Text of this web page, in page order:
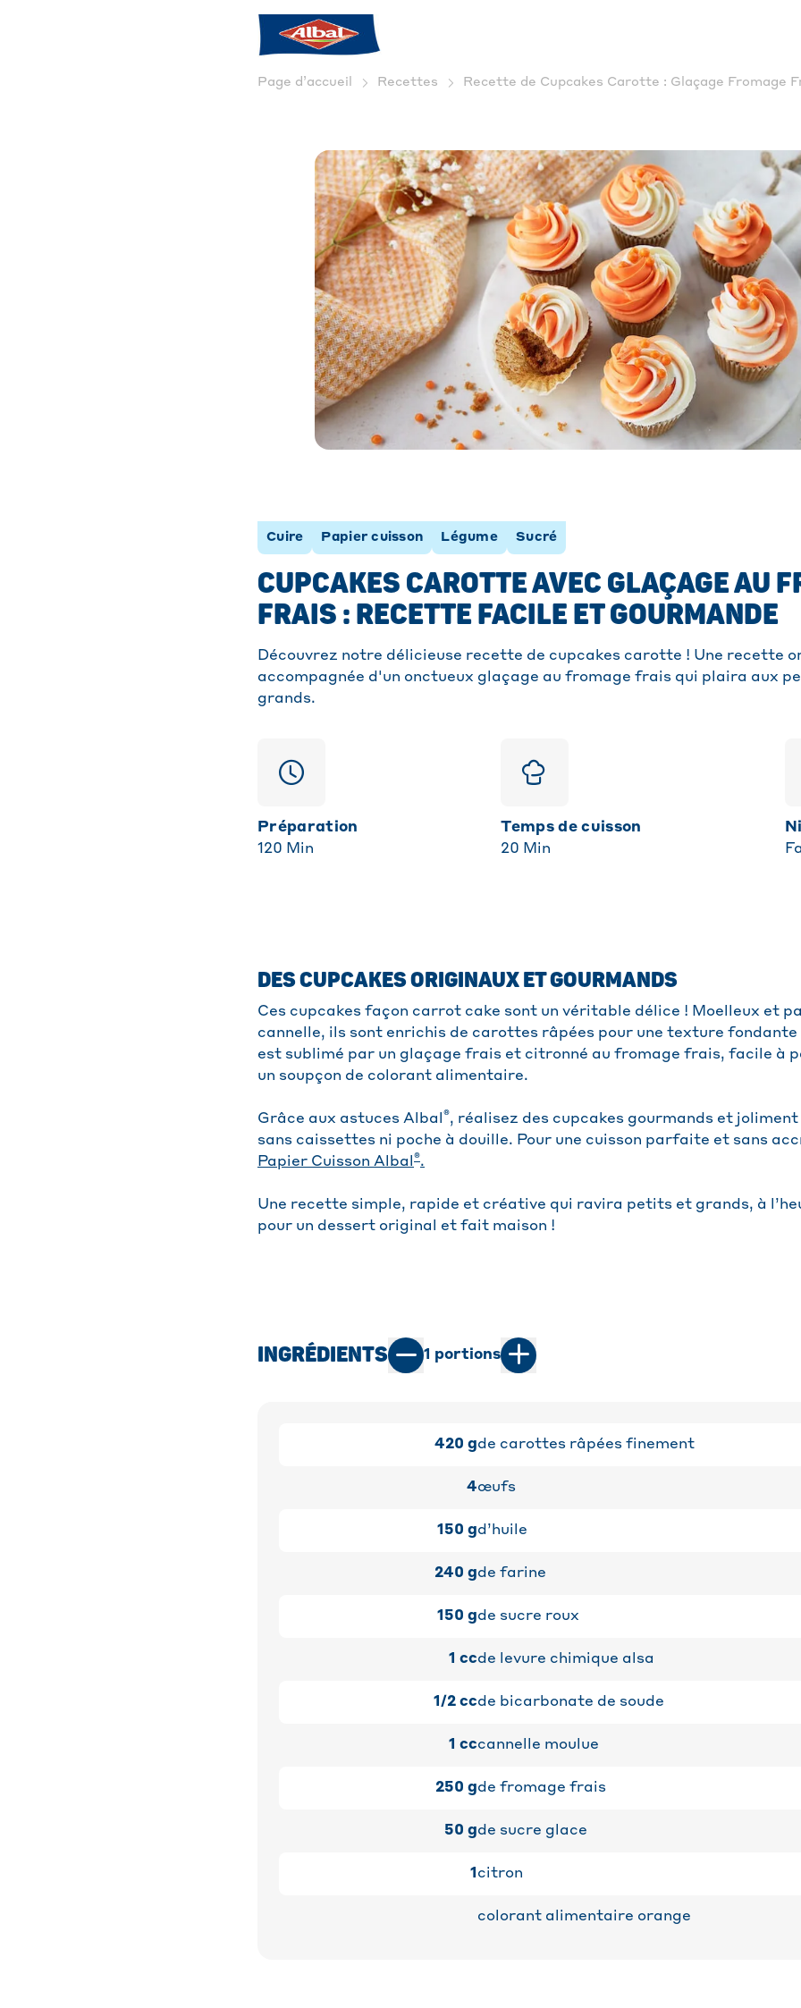
Page d’accueil Recettes Recette de Cupcakes Carotte : Glaçage Fromage
Cuire Papier cuisson Légume Sucré
CUPCAKES CAROTTE AVEC GLAÇAGE AU
FRAIS : RECETTE FACILE ET GOURMANDE
Découvrez notre délicieuse recette de cupcakes carotte ! Une recette
accompagnée d'un onctueux glaçage au fromage frais qui plaira aux
grands.
Préparation
120 Min
Temps de cuisson
20 Min
DES CUPCAKES ORIGINAUX ET GOURMANDS
Ces cupcakes façon carrot cake sont un véritable délice ! Moelleux et
cannelle, ils sont enrichis de carottes râpées pour une texture
est sublimé par un glaçage frais et citronné au fromage frais, facile à
un soupçon de colorant alimentaire.
Grâce aux astuces Albal ®, réalisez des cupcakes gourmands et joliment
sans caissettes ni poche à douille. Pour une cuisson parfaite et sans
Papier Cuisson Albal ®.
Une recette simple, rapide et créative qui ravira petits et grands, à
pour un dessert original et fait maison !
INGRÉDIENTS 1 portions
420 gde carottes râpées finement
4œufs
150 gd’huile
240 gde farine
150 gde sucre roux
1 ccde levure chimique alsa
1/2 ccde bicarbonate de soude
1 cccannelle moulue
250 gde fromage frais
50 gde sucre glace
1 citron
colorant alimentaire orange